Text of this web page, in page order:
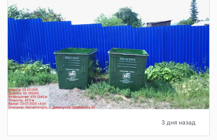
3 дня назад